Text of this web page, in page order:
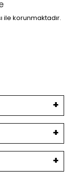
ile korunmaktadır.